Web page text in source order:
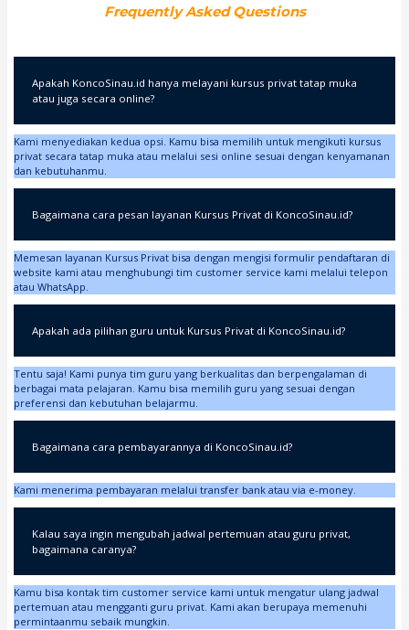
Frequently Asked Questions
Apakah KoncoSinau.id hanya melayani kursus privat tatap muka
atau juga secara online?
Kami menyediakan kedua opsi. Kamu bisa memilih untuk mengikuti kursus
privat secara tatap muka atau melalui sesi online sesuai dengan kenyamanan
dan kebutuhanmu.
Bagaimana cara pesan layanan Kursus Privat di KoncoSinau.id?
Memesan layanan Kursus Privat bisa dengan mengisi formulir pendaftaran di
website kami atau menghubungi tim customer service kami melalui telepon
atau WhatsApp.
Apakah ada pilihan guru untuk Kursus Privat di KoncoSinau.id?
Tentu saja! Kami punya tim guru yang berkualitas dan berpengalaman di
berbagai mata pelajaran. Kamu bisa memilih guru yang sesuai dengan
preferensi dan kebutuhan belajarmu.
Bagaimana cara pembayarannya di KoncoSinau.id?
Kami menerima pembayaran melalui transfer bank atau via e-money.
Kalau saya ingin mengubah jadwal pertemuan atau guru privat,
bagaimana caranya?
Kamu bisa kontak tim customer service kami untuk mengatur ulang jadwal
pertemuan atau mengganti guru privat. Kami akan berupaya memenuhi
permintaanmu sebaik mungkin.